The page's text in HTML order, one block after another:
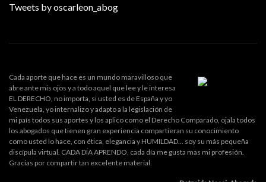
Tweets by oscarleon_abog
Cada aporte que hace es un mundo maravilloso que
abre ante mis ojos y a todo aquel que lee y le interesa
EL DERECHO, no importa, si usted es de España y yo
Venezuela, yo internalizo y adapto a la legislación de
mi país todos sus aportes y los aplico como el Derecho Comparado, ojala todos
los abogados que tienen gran experiencia compartieran su conocimiento
como usted lo hace, con ética, elegancia y HUMILDAD... soy su más pequeña
discípula virtual. CADA DÍA APRENDO, cada día me gusta mas mi profesión.
Gracias por compartir tan excelente material.